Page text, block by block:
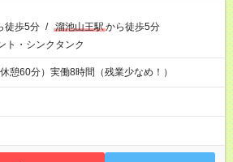
徒歩5分 / 溜池山王駅から徒歩5分
ト・シンクタンク
憩60分）実働8時間（残業少なめ！）